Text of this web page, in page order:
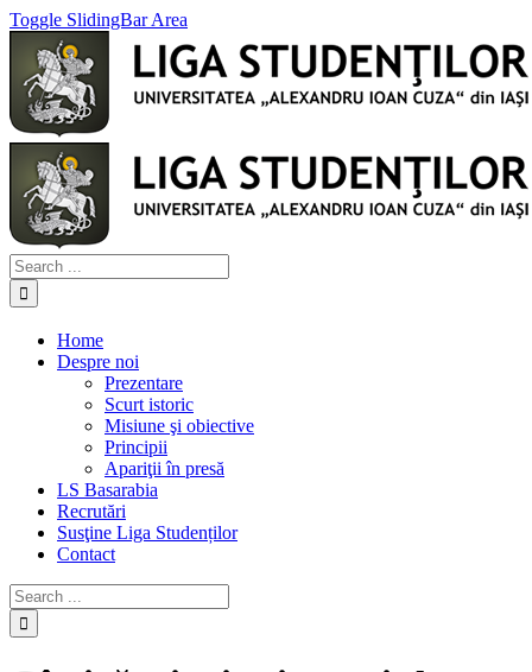
Toggle SlidingBar Area
Home
Despre noi
Prezentare
Scurt istoric
Misiune şi obiective
Principii
Apariţii în presă
LS Basarabia
Recrutări
Susţine Liga Studenților
Contact